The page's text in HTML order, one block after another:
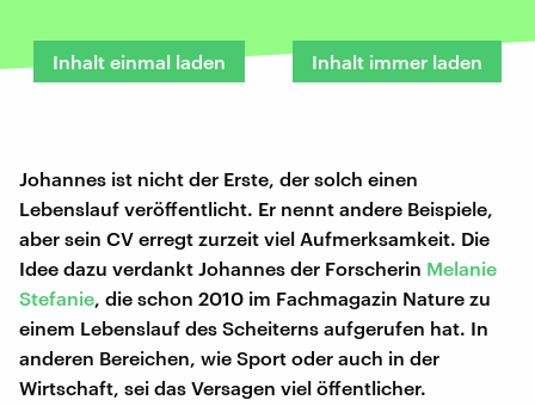
Inhalt einmal laden Inhalt immer laden
Johannes ist nicht der Erste, der solch einen
Lebenslauf veröffentlicht. Er nennt andere Beispiele,
aber sein CV erregt zurzeit viel Aufmerksamkeit. Die
Idee dazu verdankt Johannes der Forscherin Melanie
Stefanie , die schon 2010 im Fachmagazin Nature zu
einem Lebenslauf des Scheiterns aufgerufen hat. In
anderen Bereichen, wie Sport oder auch in der
Wirtschaft, sei das Versagen viel öffentlicher.